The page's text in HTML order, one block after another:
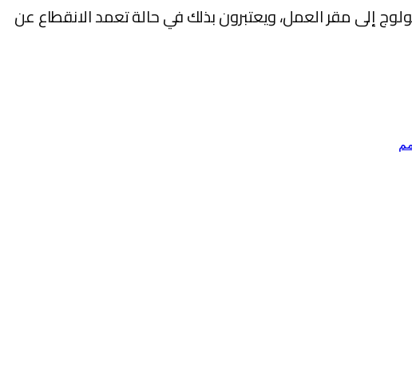
إلى مقر العمل، ويعتبرون بذلك في حالة تعمد الانقطاع عن